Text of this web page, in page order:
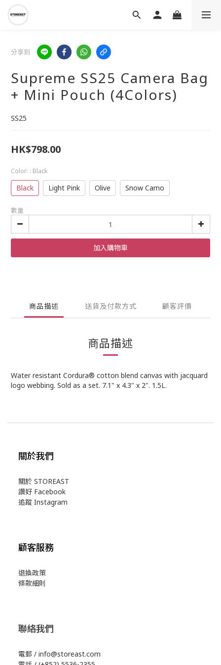
分享到
Supreme SS25 Camera Bag
+ Mini Pouch (4Colors)
SS25
HK$798.00
Color: : Black
Black Light Pink Olive Snow Camo
數量
加入購物車
商品描述 送貨及付款方式 顧客評價
商品描述
Water resistant Cordura® cotton blend canvas with jacquard
logo webbing. Sold as a set. 7.1" x 4.3" x 2". 1.5L.
關於我們
關於 STOREAST
讚好 Facebook
追蹤 Instagram
顧客服務
退換政策
條款細則
聯絡我們
電郵 / info@storeast.com